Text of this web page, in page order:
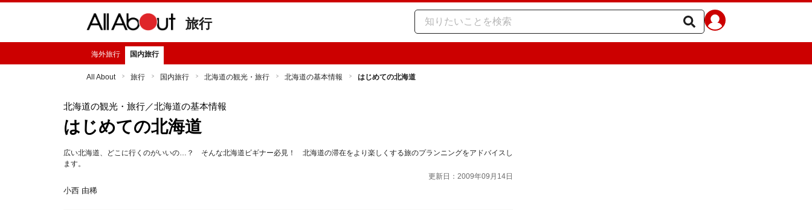
旅行
海外旅行 国内旅行
All About 旅行 国内旅行 北海道の観光・旅行 北海道の基本情報 はじめての北海道
北海道の観光・旅行／北海道の基本情報
はじめての北海道
広い北海道、どこに行くのがいいの…？ そんな北海道ビギナー必見！ 北海道の滞在をより楽しくする旅のプランニングをアドバイスし
ます。
更新日：2009年09月14日
小西 由稀